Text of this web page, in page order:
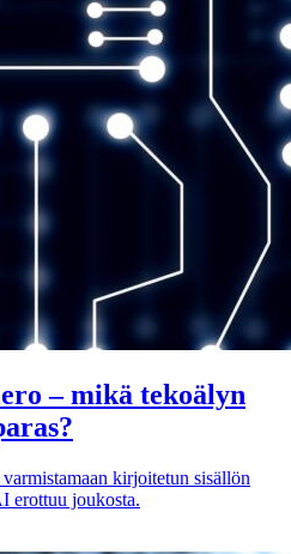
– mikä tekoälyn
kirjoitetun sisällön
erottuu joukosta.